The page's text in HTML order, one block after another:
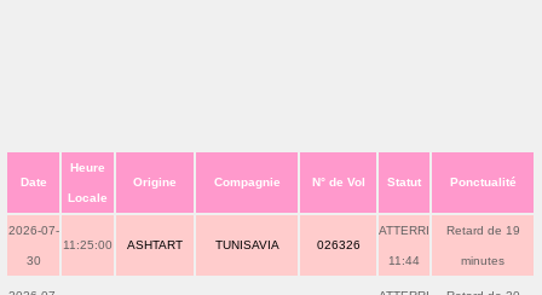
Date
Heure
Locale
Origine Compagnie N° de Vol Statut Ponctualité
2026-07-
30
11:25:00 ASHTART TUNISAVIA 026326
ATTERRI
11:44
Retard de 19
minutes